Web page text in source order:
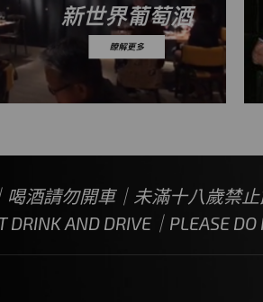
喝酒請勿開車｜未滿十八歲禁
DRINK AND DRIVE｜PLEASE